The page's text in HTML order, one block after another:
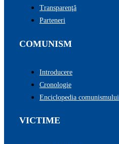
Transparenţă
Parteneri
COMUNISM
Introducere
Cronologie
Enciclopedia comunismului
VICTIME